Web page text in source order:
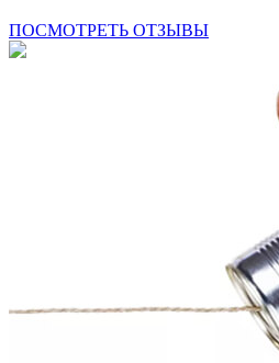
ПОСМОТРЕТЬ ОТЗЫВЫ